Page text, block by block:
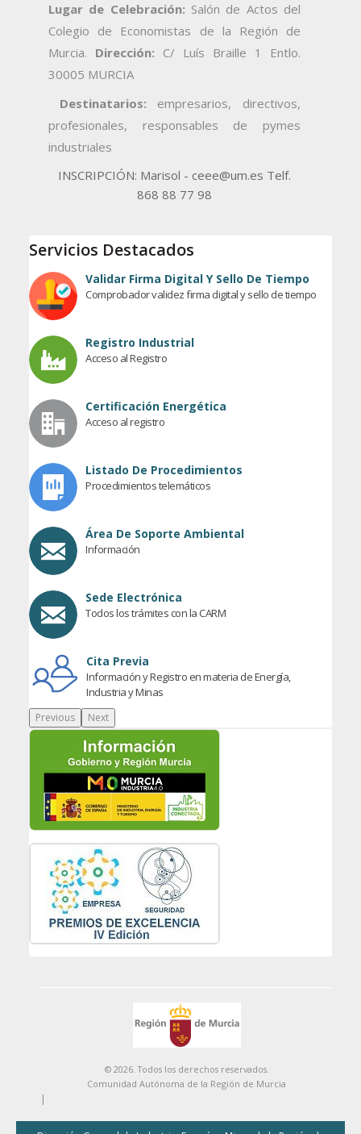
Lugar de Celebración: Salón de Actos del
Colegio de Economistas de la Región de
Murcia. Dirección: C/ Luís Braille 1 Entlo.
30005 MURCIA
Destinatarios: empresarios, directivos,
profesionales, responsables de pymes
industriales
INSCRIPCIÓN: Marisol - ceee@um.es Telf.
868 88 77 98
Servicios Destacados
Validar Firma Digital Y Sello De Tiempo
Comprobador validez firma digital y sello de tiempo
Registro Industrial
Acceso al Registro
Certificación Energética
Acceso al registro
Listado De Procedimientos
Procedimientos telemáticos
Área De Soporte Ambiental
Información
Sede Electrónica
Todos los trámites con la CARM
Cita Previa
Información y Registro en materia de Energía,
Industria y Minas
Previous Next
© 2026. Todos los derechos reservados.
Comunidad Autónoma de la Región de Murcia
|